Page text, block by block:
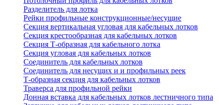
Разделитель для лотка
Рейки профильные конструкционные/несущие
Секция вертикальная угловая для кабельных лотков
Секция крестообразная для кабельных лотков
Секция Т-образная для кабельного лотка
Секция угловая для кабельных лотков
Соединитель для кабельных лотков
Соединитель для несущих и и профильных реек
Т-образная секция для кабельных лотков
Траверса для профильной рейки
Донная вставка для кабельных лотков лестничного типа